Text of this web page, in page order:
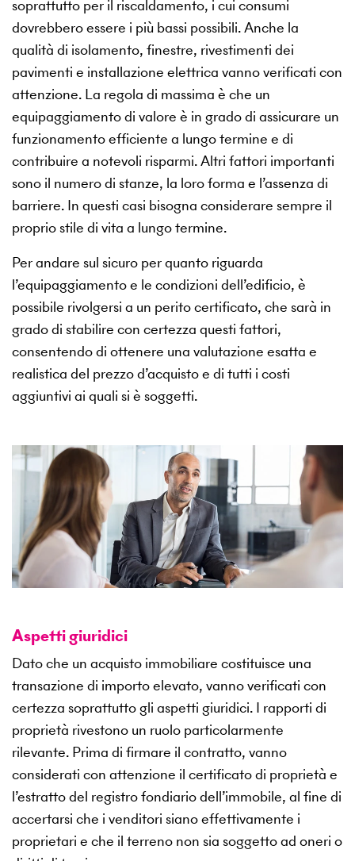
soprattutto per il riscaldamento, i cui consumi
dovrebbero essere i più bassi possibili. Anche la
qualità di isolamento, finestre, rivestimenti dei
pavimenti e installazione elettrica vanno verificati con
attenzione. La regola di massima è che un
equipaggiamento di valore è in grado di assicurare un
funzionamento efficiente a lungo termine e di
contribuire a notevoli risparmi. Altri fattori importanti
sono il numero di stanze, la loro forma e l’assenza di
barriere. In questi casi bisogna considerare sempre il
proprio stile di vita a lungo termine.
Per andare sul sicuro per quanto riguarda
l’equipaggiamento e le condizioni dell’edificio, è
possibile rivolgersi a un perito certificato, che sarà in
grado di stabilire con certezza questi fattori,
consentendo di ottenere una valutazione esatta e
realistica del prezzo d’acquisto e di tutti i costi
aggiuntivi ai quali si è soggetti.
Aspetti giuridici
Dato che un acquisto immobiliare costituisce una
transazione di importo elevato, vanno verificati con
certezza soprattutto gli aspetti giuridici. I rapporti di
proprietà rivestono un ruolo particolarmente
rilevante. Prima di firmare il contratto, vanno
considerati con attenzione il certificato di proprietà e
l’estratto del registro fondiario dell’immobile, al fine di
accertarsi che i venditori siano effettivamente i
proprietari e che il terreno non sia soggetto ad oneri o